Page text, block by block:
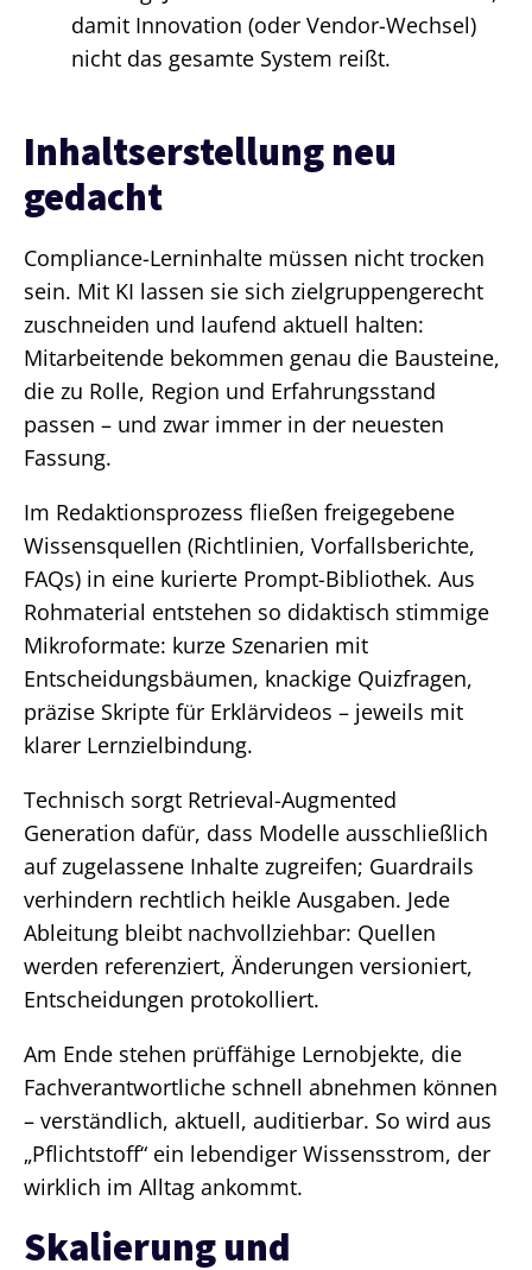
damit Innovation (oder Vendor-Wechsel)
nicht das gesamte System reißt.
Inhaltserstellung neu
gedacht
Compliance-Lerninhalte müssen nicht trocken
sein. Mit KI lassen sie sich zielgruppengerecht
zuschneiden und laufend aktuell halten:
Mitarbeitende bekommen genau die Bausteine,
die zu Rolle, Region und Erfahrungsstand
passen – und zwar immer in der neuesten
Fassung.
Im Redaktionsprozess fließen freigegebene
Wissensquellen (Richtlinien, Vorfallsberichte,
FAQs) in eine kurierte Prompt-Bibliothek. Aus
Rohmaterial entstehen so didaktisch stimmige
Mikroformate: kurze Szenarien mit
Entscheidungsbäumen, knackige Quizfragen,
präzise Skripte für Erklärvideos – jeweils mit
klarer Lernzielbindung.
Technisch sorgt Retrieval-Augmented
Generation dafür, dass Modelle ausschließlich
auf zugelassene Inhalte zugreifen; Guardrails
verhindern rechtlich heikle Ausgaben. Jede
Ableitung bleibt nachvollziehbar: Quellen
werden referenziert, Änderungen versioniert,
Entscheidungen protokolliert.
Am Ende stehen prüffähige Lernobjekte, die
Fachverantwortliche schnell abnehmen können
– verständlich, aktuell, auditierbar. So wird aus
„Pflichtstoff“ ein lebendiger Wissensstrom, der
wirklich im Alltag ankommt.
Skalierung und